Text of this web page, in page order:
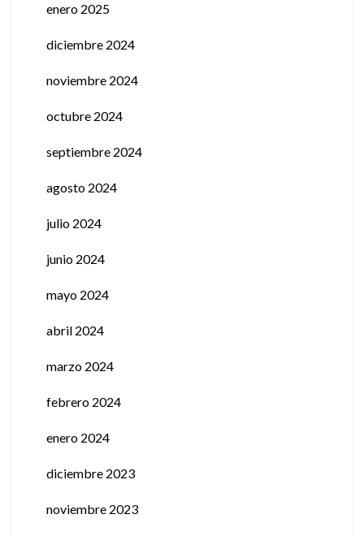
enero 2025
diciembre 2024
noviembre 2024
octubre 2024
septiembre 2024
agosto 2024
julio 2024
junio 2024
mayo 2024
abril 2024
marzo 2024
febrero 2024
enero 2024
diciembre 2023
noviembre 2023